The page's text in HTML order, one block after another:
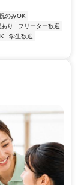
のみOK
り
フリーター歓迎
学生歓迎